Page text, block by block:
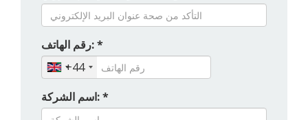
رقم الهاتف: *
+44
اسم الشركة: *